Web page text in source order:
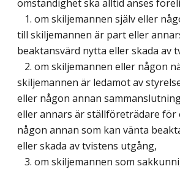
omständighet ska alltid anses
1. om skiljemannen själv eller
till skiljemannen är part eller
beaktansvärd nytta eller skada av
2. om skiljemannen eller någon
skiljemannen är ledamot av
eller någon annan
eller annars är ställföreträdare
någon annan som kan vänta
eller skada av tvistens utgång,
3. om skiljemannen som